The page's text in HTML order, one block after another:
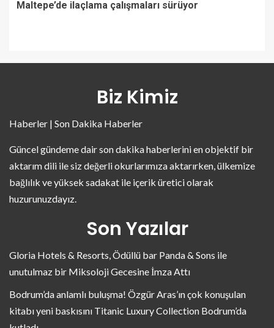
Maltepe’de ilaçlama çalışmaları sürüyor
Biz Kimiz
Haberler | Son Dakika Haberler
Güncel gündeme dair son dakika haberlerini en objektif bir
aktarım dili ile siz değerli okurlarımıza aktarırken, ülkemize
bağlılık ve yüksek sadakat ile içerik üretici olarak
huzurunuzdayız.
Son Yazılar
Gloria Hotels & Resorts, Ödüllü bar Panda & Sons ile
unutulmaz bir Miksoloji Gecesine İmza Attı
Bodrum’da anlamlı buluşma! Özgür Aras’ın çok konuşulan
kitabı yeni baskısını Titanic Luxury Collection Bodrum’da